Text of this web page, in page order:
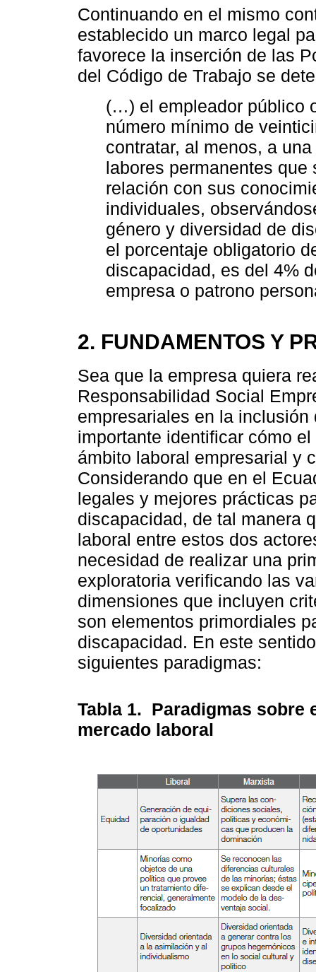
Continuando en el mismo
establecido un marco legal
favorece la inserción de las
del Código de Trabajo se
(…) el empleador público
número mínimo de
contratar, al menos, a
labores permanentes
relación con sus
individuales,
género y diversidad de
el porcentaje obligatorio
discapacidad, es del 4%
empresa o patrono
2. FUNDAMENTOS Y
Sea que la empresa quiera
Responsabilidad Social
empresariales en la
importante identificar cómo
ámbito laboral empresarial y
Considerando que en el
legales y mejores prácticas
discapacidad, de tal manera
laboral entre estos dos
necesidad de realizar una
exploratoria verificando las
dimensiones que incluyen
son elementos primordiales
discapacidad. En este
siguientes paradigmas:
Tabla 1. Paradigmas sobre
mercado laboral